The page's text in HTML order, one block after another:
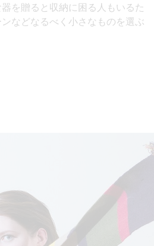
を贈ると収納に困る人もいるた
などなるべく小さなものを選ぶ